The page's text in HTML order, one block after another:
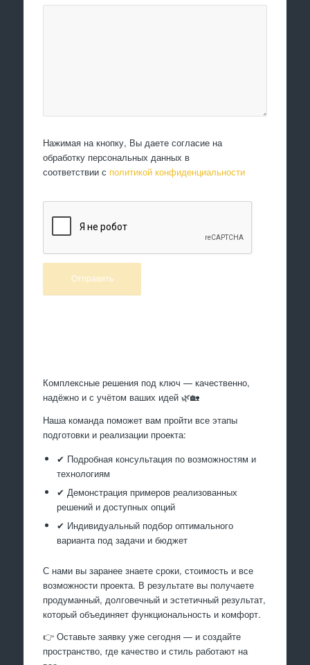
Нажимая на кнопку, Вы даете согласие на
обработку персональных данных в
соответствии с политикой конфиденциальности
Комплексные решения под ключ — качественно,
надёжно и с учётом ваших идей 🌿🏡
Наша команда поможет вам пройти все этапы
подготовки и реализации проекта:
✔ Подробная консультация по возможностям и
технологиям
✔ Демонстрация примеров реализованных
решений и доступных опций
✔ Индивидуальный подбор оптимального
варианта под задачи и бюджет
С нами вы заранее знаете сроки, стоимость и все
возможности проекта. В результате вы получаете
продуманный, долговечный и эстетичный результат,
который объединяет функциональность и комфорт.
👉 Оставьте заявку уже сегодня — и создайте
пространство, где качество и стиль работают на